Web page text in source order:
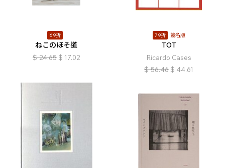
69折
ねこのほそ道
$ 24.65 $ 17.02
79折 簽名版
TOT
Ricardo Cases
$ 56.46 $ 44.61